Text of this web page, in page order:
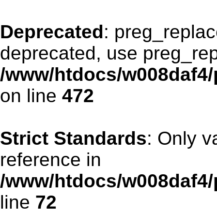
Deprecated:
deprecated, use
/www/htdocs/
on line 472
Strict Standards: Only
reference in
/www/htdocs/
line 72